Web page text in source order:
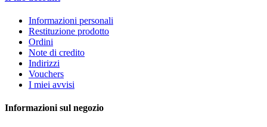
Informazioni personali
Restituzione prodotto
Ordini
Note di credito
Indirizzi
Vouchers
I miei avvisi
Informazioni sul negozio